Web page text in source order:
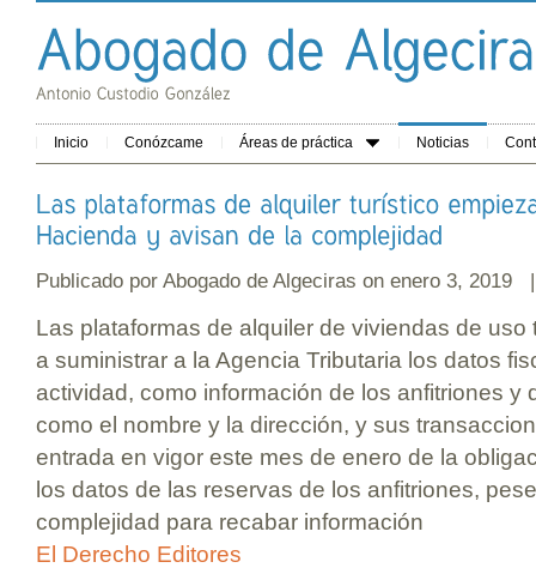
Inicio Conózcame Áreas de práctica Noticias
Publicado por Abogado de Algeciras on enero 3,
Las plataformas de alquiler de viviendas de
a suministrar a la Agencia Tributaria los datos
actividad, como información de los anfitriones y
como el nombre y la dirección, y sus
entrada en vigor este mes de enero de la
los datos de las reservas de los anfitriones,
complejidad para recabar información
El Derecho Editores